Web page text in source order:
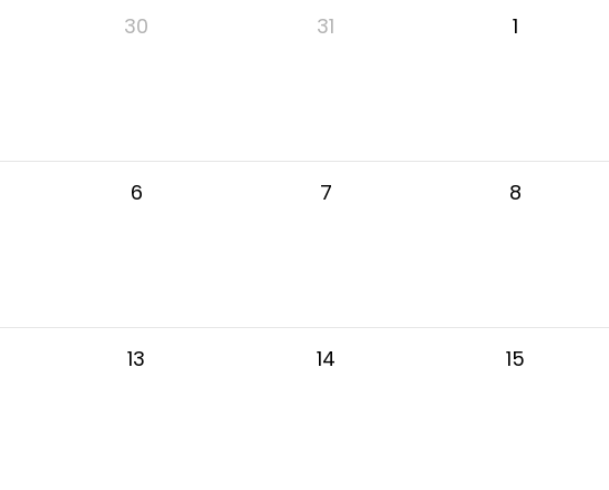
30 31 1
6 7 8
13 14 15